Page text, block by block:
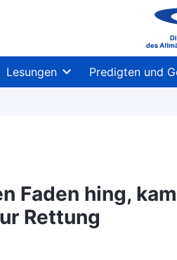
Lesungen Predigten und
Faden hing,
Rettung